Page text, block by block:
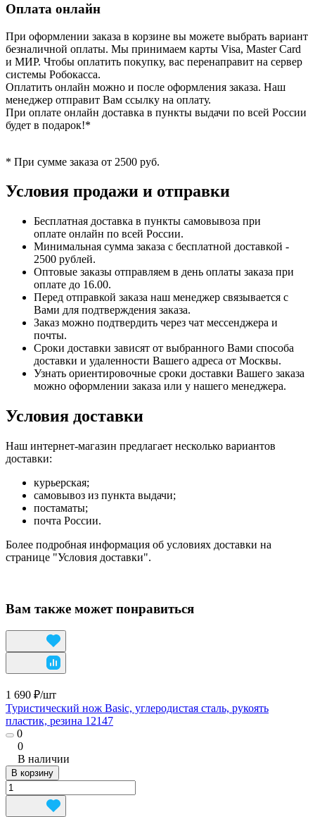
Оплата онлайн
При оформлении заказа в корзине вы можете выбрать вариант
безналичной оплаты. Мы принимаем карты Visa, Master Card
и МИР. Чтобы оплатить покупку, вас перенаправит на сервер
системы Робокасса.
Оплатить онлайн можно и после оформления заказа. Наш
менеджер отправит Вам ссылку на оплату.
При оплате онлайн доставка в пункты выдачи по всей России
будет в подарок!*
* При сумме заказа от 2500 руб.
Условия продажи и отправки
Бесплатная доставка в пункты самовывоза при
оплате онлайн по всей России.
Минимальная сумма заказа с бесплатной доставкой -
2500 рублей.
Оптовые заказы отправляем в день оплаты заказа при
оплате до 16.00.
Перед отправкой заказа наш менеджер связывается с
Вами для подтверждения заказа.
Заказ можно подтвердить через чат мессенджера и
почты.
Сроки доставки зависят от выбранного Вами способа
доставки и удаленности Вашего адреса от Москвы.
Узнать ориентировочные сроки доставки Вашего заказа
можно оформлении заказа или у нашего менеджера.
Условия доставки
Наш интернет-магазин предлагает несколько вариантов
доставки:
курьерская;
самовывоз из пункта выдачи;
постаматы;
почта России.
Более подробная информация об условиях доставки на
странице "Условия доставки".
Вам также может понравиться
1 690 ₽/шт
Туристический нож Basic, углеродистая сталь, рукоять
пластик, резина 12147
0
0
В наличии
В корзину